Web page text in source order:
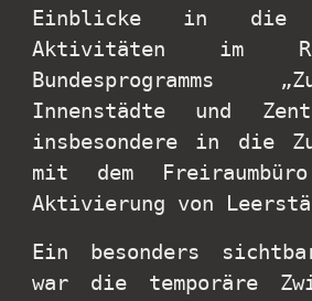
Einblicke in die
Aktivitäten im
Bundesprogramms
Innenstädte und
insbesondere in die
mit dem
Aktivierung von
Ein besonders
war die temporäre